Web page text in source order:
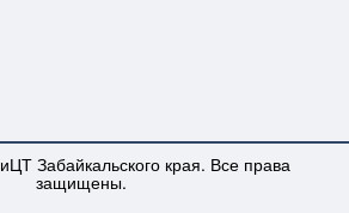
Забайкальского края. Все права
защищены.